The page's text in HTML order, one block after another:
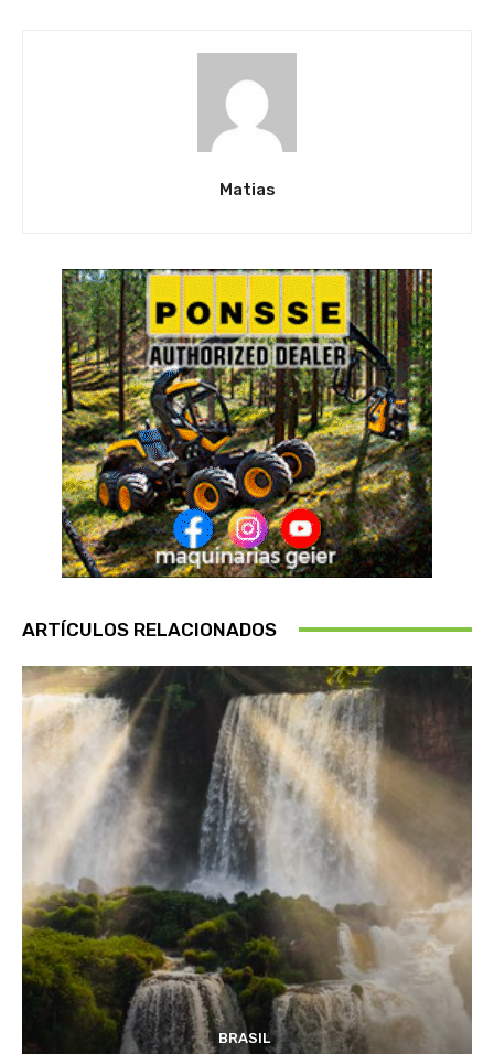
Matias
ARTÍCULOS RELACIONADOS
BRASIL